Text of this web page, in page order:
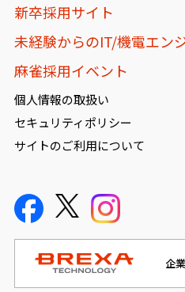
新卒採用サイト
未経験からのIT/機電エン
麻雀採用イベント
個人情報の取扱い
セキュリティポリシー
サイトのご利用について
企